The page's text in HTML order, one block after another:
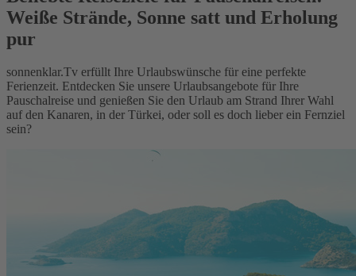
Weiße Strände, Sonne satt und Erholung
pur
sonnenklar.Tv erfüllt Ihre Urlaubswünsche für eine perfekte
Ferienzeit. Entdecken Sie unsere Urlaubsangebote für Ihre
Pauschalreise und genießen Sie den Urlaub am Strand Ihrer Wahl
auf den Kanaren, in der Türkei, oder soll es doch lieber ein Fernziel
sein?